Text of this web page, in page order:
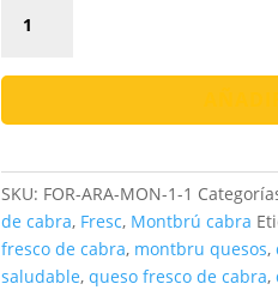
Fresc
Cabra
Montbrú
Suau
i
Artesanal
cantidad
SKU: FOR-ARA-MON-1-1
de cabra, Fresc, Montbrú cabra
fresco de cabra, montbru quesos,
saludable, queso fresco de cabra,